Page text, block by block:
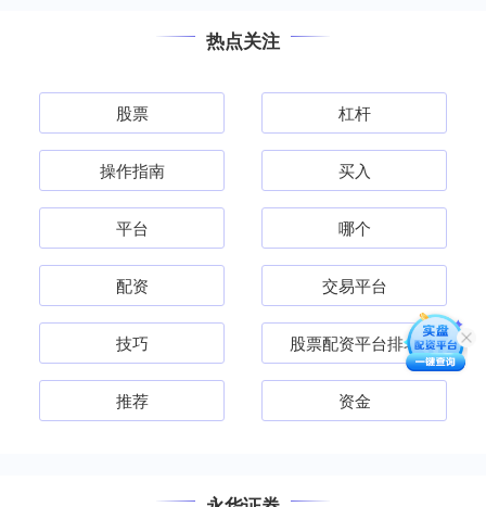
热点关注
股票 杠杆
操作指南 买入
平台 哪个
配资 交易平台
技巧 股票配资平台排名
推荐 资金